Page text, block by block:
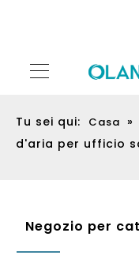
Tu sei qui: Casa »
d'aria per ufficio
Negozio per